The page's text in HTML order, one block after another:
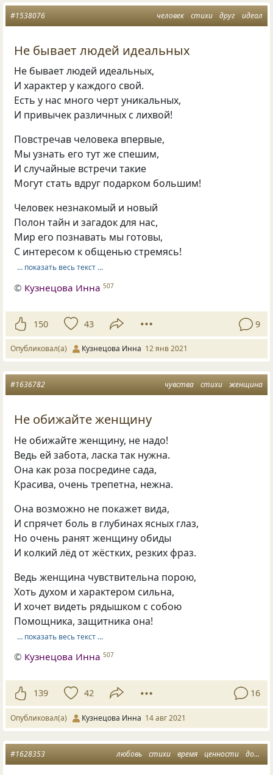
человек стихи друг идеал
#1538076
Не бывает людей идеальных
Не бывает людей идеальных,
И характер у каждого свой.
Есть у нас много черт уникальных,
И привычек различных с лихвой!
Повстречав человека впервые,
Мы узнать его тут же спешим,
И случайные встречи такие
Могут стать вдруг подарком большим!
Человек незнакомый и новый
Полон тайн и загадок для нас,
Мир его познавать мы готовы,
С интересом к общенью стремясь!
… показать весь текст …
© Кузнецова Инна 507
150 43 9
Опубликовал(а) Кузнецова Инна 12 янв 2021
чувства стихи женщина
#1636782
Не обижайте женщину
Не обижайте женщину, не надо!
Ведь ей забота, ласка так нужна.
Она как роза посредине сада,
Красива, очень трепетна, нежна.
Она возможно не покажет вида,
И спрячет боль в глубинах ясных глаз,
Но очень ранят женщину обиды
И колкий лёд от жёстких, резких фраз.
Ведь женщина чувствительна порою,
Хоть духом и характером сильна,
И хочет видеть рядышком с собою
Помощника, защитника она!
… показать весь текст …
© Кузнецова Инна 507
139 42 16
Опубликовал(а) Кузнецова Инна 14 авг 2021
любовь стихи время ценности доброта
#1628353